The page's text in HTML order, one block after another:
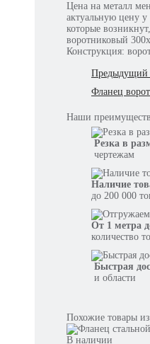
Цена на металл
актуальную цену у консультантов. В случае необходимости наши сотрудники ответят на все вопросы,
которые
воротниковый
Конструкция:
Предыдущий
Фланец
Наши
Резка в
чертежам
Наличие
до 200 000
От 1 метра
количество
Быстрая
и области
Похожие товары
В наличии